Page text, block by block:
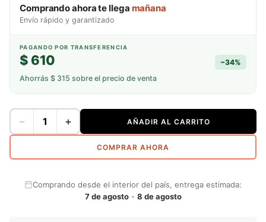
Comprando ahora te llega mañana
Envío rápido y garantizado
PAGANDO POR TRANSFERENCIA
$ 610 −34%
Ahorrás $ 315 sobre el precio de venta
− + AÑADIR AL CARRITO
COMPRAR AHORA
Comprando desde el interior del país, entrega estimada:
7 de agosto- 8 de agosto